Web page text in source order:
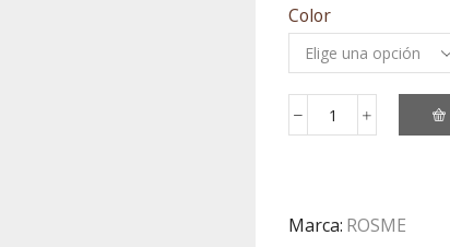
Color
MOCHILA
Marca: ROSME